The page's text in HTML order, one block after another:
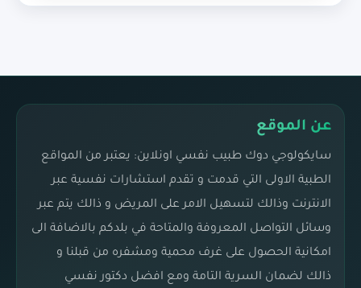
عن الموقع
سايكولوجي دوك طبيب نفسي اونلاين: يعتبر من المواقع
الطبية الاولى التي قدمت و تقدم استشارات نفسية عبر
الانترنت وذالك لتسهيل الامر على المريض و ذالك يتم عبر
وسائل التواصل المعروفة والمتاحة في بلدكم بالاضافة الى
امكانية الحصول على غرف محمية ومشفره من قبلنا و
ذالك لضمان السرية التامة ومع افضل دكتور نفسي